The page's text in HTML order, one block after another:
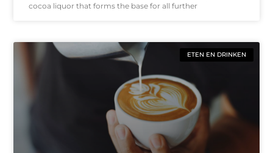
cocoa liquor that forms the base for all further
ETEN EN DRINKEN